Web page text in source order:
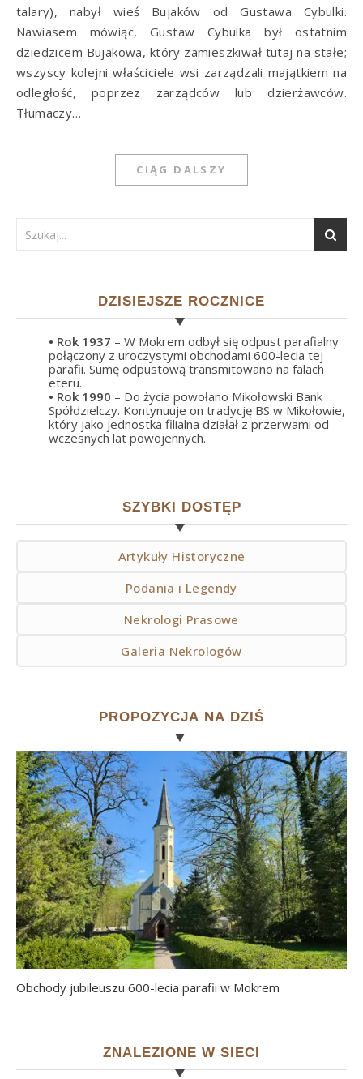
talary), nabył wieś Bujaków od Gusta­wa Cybulki.
Nawiasem mówiąc, Gustaw Cybulka był ostatnim
dziedzicem Bujakowa, który zamieszkiwał tutaj na stałe;
wszyscy kolejni właściciele wsi zarządzali ma­jątkiem na
odległość, poprzez zarządców lub dzierżawców.
Tłumaczy…
CIĄG DALSZY
DZISIEJSZE ROCZNICE
• Rok 1937 – W Mokrem odbył się odpust parafialny
połączony z uroczystymi obchodami 600-lecia tej
parafii. Sumę odpustową transmitowano na falach
eteru.
• Rok 1990 – Do życia powołano Mikołowski Bank
Spółdzielczy. Kontynuuje on tradycję BS w Mikołowie,
który jako jednostka filialna działał z przerwami od
wczesnych lat powojennych.
SZYBKI DOSTĘP
Artykuły Historyczne
Podania i Legendy
Nekrologi Prasowe
Galeria Nekrologów
PROPOZYCJA NA DZIŚ
Obchody jubileuszu 600-lecia parafii w Mokrem
ZNALEZIONE W SIECI